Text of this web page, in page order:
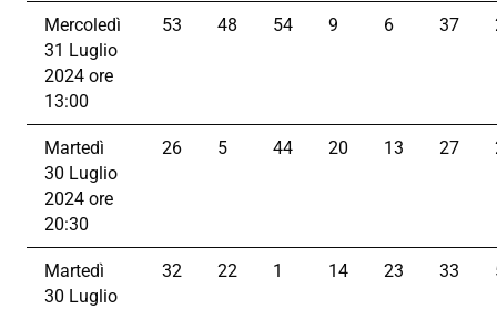
Mercoledì
31 Luglio
2024 ore
13:00
53 48 54 9 6 37
Martedì
30 Luglio
2024 ore
20:30
26 5 44 20 13 27
Martedì
30 Luglio
32 22 1 14 23 33